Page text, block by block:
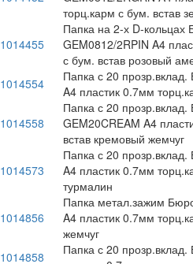
торц.карм с бум. встав
1014455
Папка на 2-х D-кольцах
GEM0812/2RPIN A4
с бум. встав розовый
1014554
Папка с 20
A4 пластик 0.7мм
1014558
Папка с 20
GEM20CREAM A4
встав кремовый жемчуг
1014573
Папка с 20
A4 пластик 0.7мм
турмалин
1014856
Папка метал.зажим
A4 пластик 0.7мм
жемчуг
1014858
Папка с 20